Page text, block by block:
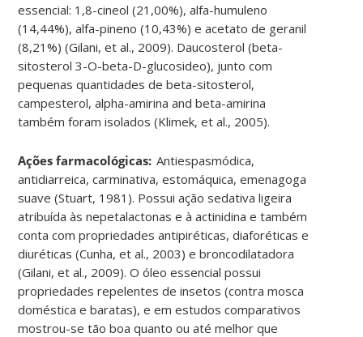
essencial: 1,8-cineol (21,00%), alfa-humuleno
(14,44%), alfa-pineno (10,43%) e acetato de geranil
(8,21%) (Gilani, et al., 2009). Daucosterol (beta-
sitosterol 3-O-beta-D-glucosideo), junto com
pequenas quantidades de beta-sitosterol,
campesterol, alpha-amirina and beta-amirina
também foram isolados (Klimek, et al., 2005).
Ações farmacológicas: Antiespasmódica,
antidiarreica, carminativa, estomáquica, emenagoga
suave (Stuart, 1981). Possui ação sedativa ligeira
atribuída às nepetalactonas e à actinidina e também
conta com propriedades antipiréticas, diaforéticas e
diuréticas (Cunha, et al., 2003) e broncodilatadora
(Gilani, et al., 2009). O óleo essencial possui
propriedades repelentes de insetos (contra mosca
doméstica e baratas), e em estudos comparativos
mostrou-se tão boa quanto ou até melhor que